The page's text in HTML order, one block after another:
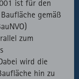
ist für den
gemäß
zum
wird die
hin zu